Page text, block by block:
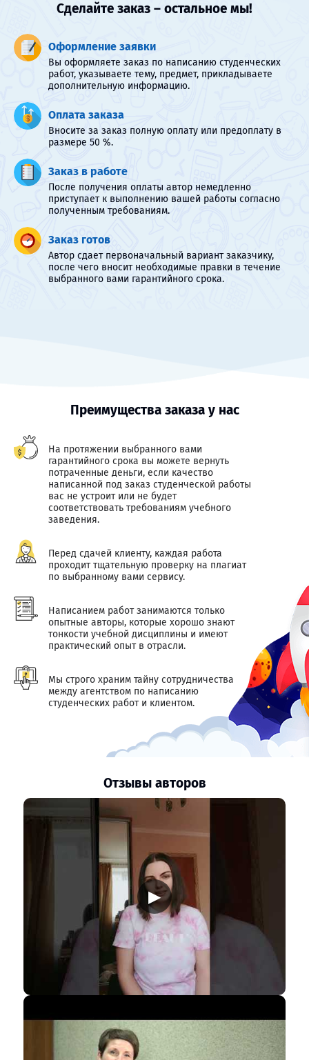
Сделайте заказ – остальное мы!
Оформление заявки
Вы оформляете заказ по написанию студенческих
работ, указываете тему, предмет, прикладываете
дополнительную информацию.
Оплата заказа
Вносите за заказ полную оплату или предоплату в
размере 50 %.
Заказ в работе
После получения оплаты автор немедленно
приступает к выполнению вашей работы согласно
полученным требованиям.
Заказ готов
Автор сдает первоначальный вариант заказчику,
после чего вносит необходимые правки в течение
выбранного вами гарантийного срока.
Преимущества заказа у нас
На протяжении выбранного вами
гарантийного срока вы можете вернуть
потраченные деньги, если качество
написанной под заказ студенческой работы
вас не устроит или не будет
соответствовать требованиям учебного
заведения.
Перед сдачей клиенту, каждая работа
проходит тщательную проверку на плагиат
по выбранному вами сервису.
Написанием работ занимаются только
опытные авторы, которые хорошо знают
тонкости учебной дисциплины и имеют
практический опыт в отрасли.
Мы строго храним тайну сотрудничества
между агентством по написанию
студенческих работ и клиентом.
Отзывы авторов
▶